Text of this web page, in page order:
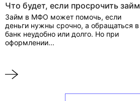
Что будет, если просрочить займ
Займ в МФО может помочь, если
деньги нужны срочно, а обращаться в
банк неудобно или долго. Но при
оформлении...